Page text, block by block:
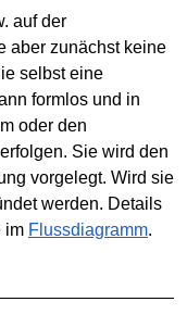
auf der
aber zunächst keine
selbst eine
formlos und in
oder den
Sie wird den
vorgelegt. Wird sie
werden. Details
im Flussdiagramm.